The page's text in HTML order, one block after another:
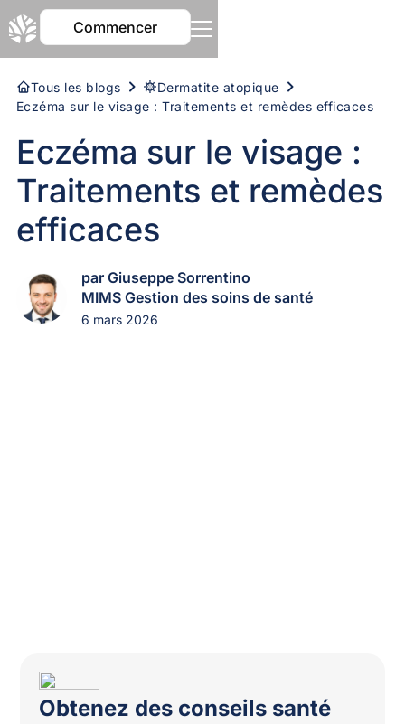
Commencer
Tous les blogs
Dermatite atopique
Eczéma sur le visage : Traitements et remèdes efficaces
Eczéma sur le visage :
Traitements et remèdes
efficaces
par Giuseppe Sorrentino
MIMS Gestion des soins de santé
6 mars 2026
Obtenez des conseils santé